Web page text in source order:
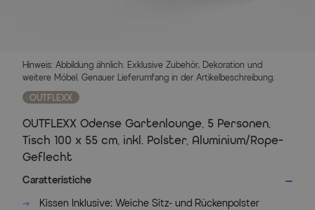
Hinweis: Abbildung ähnlich. Exklusive Zubehör, Dekoration und
weitere Möbel. Genauer Lieferumfang in der Artikelbeschreibung.
OUTFLEXX
OUTFLEXX Odense Gartenlounge, 5 Personen,
Tisch 100 x 55 cm, inkl. Polster, Aluminium/Rope-
Geflecht
Caratteristiche
Kissen Inklusive: Weiche Sitz- und Rückenpolster